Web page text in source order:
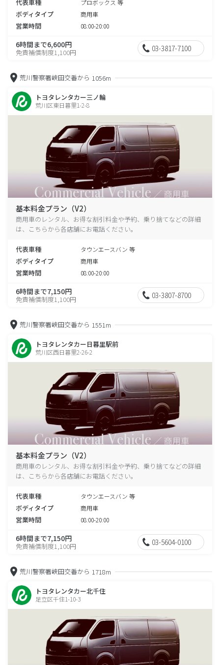
代表車種 プロボックス 等
ボディタイプ 商用車
営業時間 08:00-20:00
6時間まで6,600円
免責補償制度1,100円 03-3817-7100
荒川警察署峡田交番から 1056m
トヨタレンタカー三ノ輪
荒川区東日暮里1-2-8
基本料金プラン（V2）
商用車のレンタル、お得な割引料金や予約、乗り捨てなどの詳細
は、こちらから各店舗にお電話ください。
代表車種 タウンエースバン 等
ボディタイプ 商用車
営業時間 08:00-20:00
6時間まで7,150円
免責補償制度1,100円 03-3807-8700
荒川警察署峡田交番から 1551m
トヨタレンタカー日暮里駅前
荒川区西日暮里2-26-2
基本料金プラン（V2）
商用車のレンタル、お得な割引料金や予約、乗り捨てなどの詳細
は、こちらから各店舗にお電話ください。
代表車種 タウンエースバン 等
ボディタイプ 商用車
営業時間 08:00-20:00
6時間まで7,150円
免責補償制度1,100円 03-5604-0100
荒川警察署峡田交番から 1718m
トヨタレンタカー北千住
足立区千住1-10-3